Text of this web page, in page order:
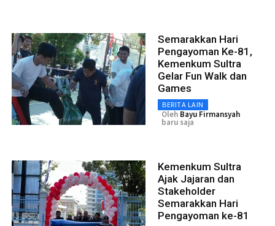
Semarakkan Hari
Pengayoman Ke-81,
Kemenkum Sultra
Gelar Fun Walk dan
Games
BERITA LAIN
Oleh Bayu Firmansyah
baru saja
Kemenkum Sultra
Ajak Jajaran dan
Stakeholder
Semarakkan Hari
Pengayoman ke-81